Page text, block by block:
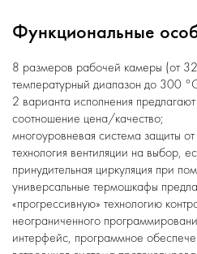
Функциональные
8 размеров рабочей камеры (от
температурный диапазон до 300
2 варианта исполнения
соотношение цена/качество;
многоуровневая система защиты
технология вентиляции на выбор,
принудительная циркуляция при
универсальные термошкафы
«прогрессивную» технологию
неограниченного
интерфейс, программное